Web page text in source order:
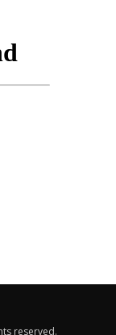
得生完都
reserved.